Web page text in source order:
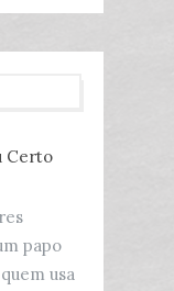
Certo
papo
usa